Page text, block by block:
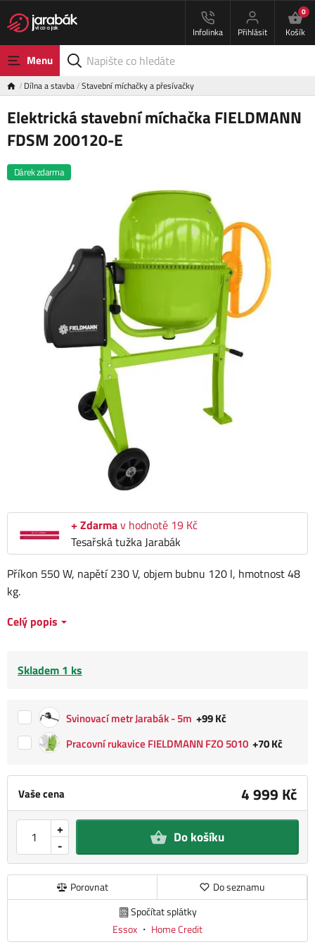
Infolinka Přihlásit
0
Košík
Menu
Dílna a stavba Stavební míchačky a přesívačky
Elektrická stavební míchačka FIELDMANN
FDSM 200120-E
Dárek zdarma
+ Zdarmav hodnotě 19 Kč
Tesařská tužka Jarabák
Vaše cena 4 999 Kč
-
+ Do košíku
Porovnat
Do seznamu
Spočítat splátky
Essox ・ Home Credit
Příkon 550 W, napětí 230 V, objem bubnu 120 l, hmotnost 48
kg.
Celý popis
Skladem 1 ks
Svinovací metr Jarabák - 5m +99 Kč
Pracovní rukavice FIELDMANN FZO 5010 +70 Kč